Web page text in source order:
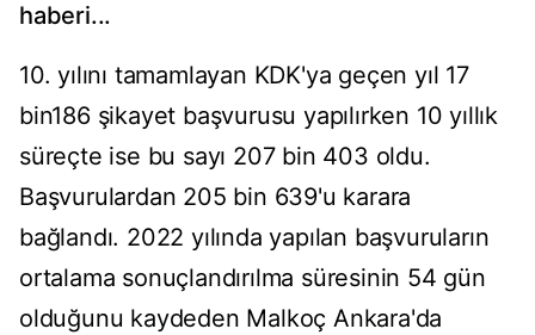
haberi...
10. yılını tamamlayan KDK'ya geçen yıl 17
bin186 şikayet başvurusu yapılırken 10 yıllık
süreçte ise bu sayı 207 bin 403 oldu.
Başvurulardan 205 bin 639'u karara
bağlandı. 2022 yılında yapılan başvuruların
ortalama sonuçlandırılma süresinin 54 gün
olduğunu kaydeden Malkoç Ankara'da